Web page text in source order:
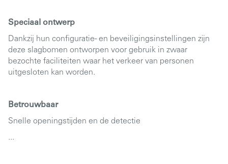
Speciaal ontwerp
Dankzij hun configuratie- en beveiligingsinstellingen zijn
deze slagbomen ontworpen voor gebruik in zwaar
bezochte faciliteiten waar het verkeer van personen
uitgesloten kan worden.
Betrouwbaar
Snelle openingstijden en de detectie
...